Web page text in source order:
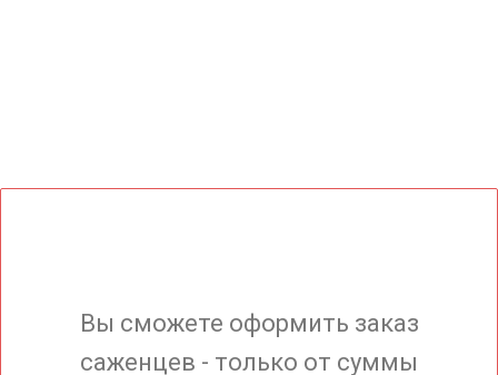
Вы сможете оформить заказ
саженцев - только от суммы